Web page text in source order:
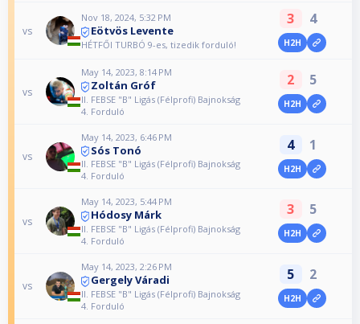
vs
Nov 18, 2024, 5:32 PM
Eötvös Levente
HÉTFŐI TURBÓ 9-es, tizedik forduló!
3 4
H2H
vs
May 14, 2023, 8:14 PM
Zoltán Gróf
II. FEBSE "B" Ligás (Félprofi) Bajnokság
4. Forduló
2 5
H2H
vs
May 14, 2023, 6:46 PM
Sós Tonó
II. FEBSE "B" Ligás (Félprofi) Bajnokság
4. Forduló
4 1
H2H
vs
May 14, 2023, 5:44 PM
Hódosy Márk
II. FEBSE "B" Ligás (Félprofi) Bajnokság
4. Forduló
3 5
H2H
vs
May 14, 2023, 2:26 PM
Gergely Váradi
II. FEBSE "B" Ligás (Félprofi) Bajnokság
4. Forduló
5 2
H2H